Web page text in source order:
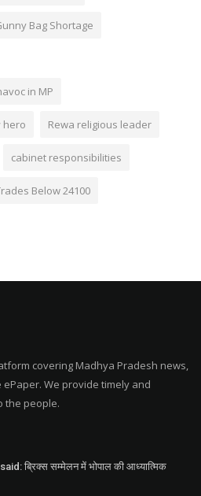
Bag Shortage
in MP
hero Rewa religious leader
cabinet responsibilities
Below 24100
covering Madhya Pradesh news,
We provide timely and
the people.
ब्रिक्स सम्मेलन में भोपाल की आध्यात्मिक